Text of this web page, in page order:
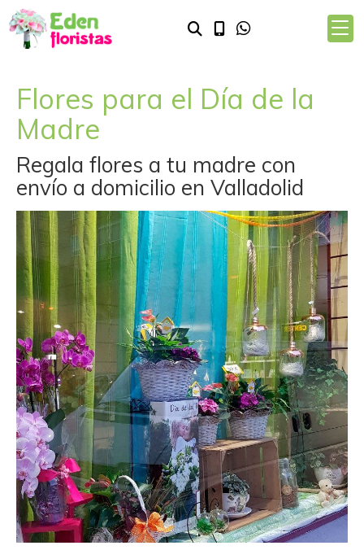
Flores para el Día de la
Madre
Regala flores a tu madre con
envío a domicilio en Valladolid